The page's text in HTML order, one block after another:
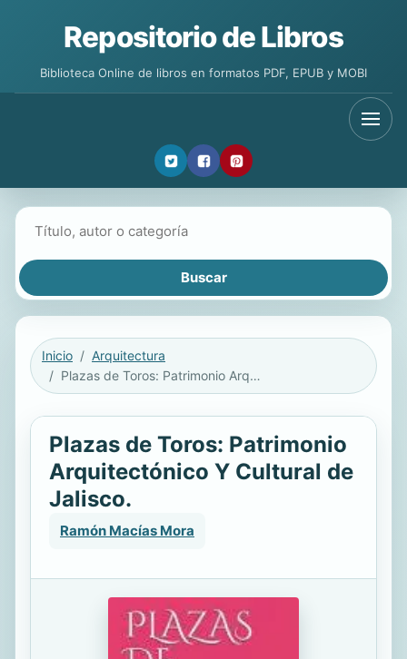
Repositorio de Libros
Biblioteca Online de libros en formatos PDF, EPUB y MOBI
Inicio
Arquitectura
Plazas de Toros: Patrimonio Arquitectónico Y Cultural de Jalisco.
Plazas de Toros: Patrimonio
Arquitectónico Y Cultural de
Jalisco.
Ramón Macías Mora